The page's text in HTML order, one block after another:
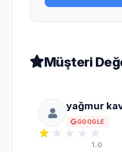
Müşteri
yağmur
GOOGLE
1.0